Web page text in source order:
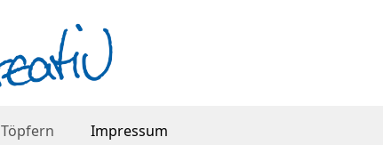
Töpfern Impressum